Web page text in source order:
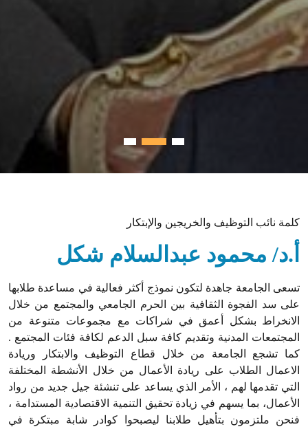
كلمة نائب التوظيف والخريجين والإبتكار
أ.د/ محمود عبدالسلام شكل
تسعى الجامعة جاهدة لتكون نموذج أكثر فعالية في مساعدة طلابها
على سد الفجوة الثقافية بين الحرم الجامعي والمجتمع من خلال
الانخراط بشكل أعمق في شراكات مع مجموعات متنوعة من
المجتمعات المدنية وتقديم كافة سبل الدعم لكافة فئات المجتمع .
كما تشجع الجامعة من خلال قطاع التوظيف والابتكار وريادة
الاعمال الطلاب على ريادة الأعمال من خلال الأنشطة المختلفة
التي تقدمها لهم ، الأمر الذي يساعد على تنشئة جيل جديد من رواد
الأعمال، بما يسهم في زيادة تحقيق التنمية الاقتصادية المستدامة ،
فنحن ملتزمون بتأهيل طلابنا ليصبحوا كوادر شابة مبتكرة في